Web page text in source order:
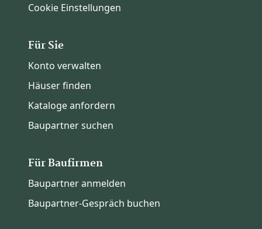
Cookie Einstellungen
Für Sie
Konto verwalten
Häuser finden
Kataloge anfordern
Baupartner suchen
Für Baufirmen
Baupartner anmelden
Baupartner-Gespräch buchen